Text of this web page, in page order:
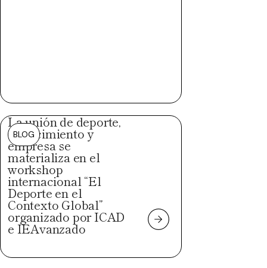
BLOG
La unión de deporte,
conocimiento y
empresa se
materializa en el
workshop
internacional “El
Deporte en el
Contexto Global”
organizado por ICAD
e IEAvanzado